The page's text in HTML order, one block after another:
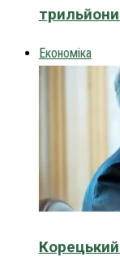
трильйони
Економіка